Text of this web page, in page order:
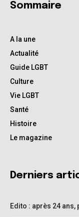
Sommaire
A la une
Actualité
Guide LGBT
Culture
Vie LGBT
Santé
Histoire
Le magazine
Derniers
Edito : après 24